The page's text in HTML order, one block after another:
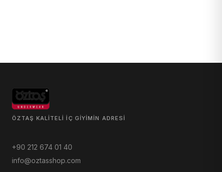
ÖZTAŞ KALITELI IÇ GIYIMIN ADRESI
+90 212 674 01 40
info@oztasshop.com